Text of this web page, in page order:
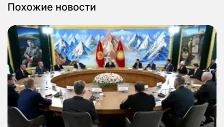
Похожие новости